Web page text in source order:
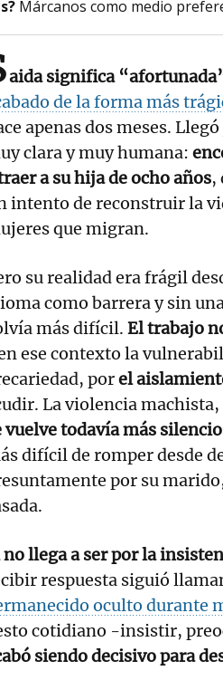
Márcanos como medio
aida significa
de la forma más
apenas dos meses.
clara y muy humana:
a su hija de ocho años,
intento de reconstruir la
que migran.
su realidad era frágil
como barrera y sin
más difícil. El trabajo
ese contexto la
porel
La violencia
vuelve todavía más
difícil de romper desde
por su
no llega a ser por la
respuesta siguió
oculto durante
cotidiano -insistir,
siendo decisivo para